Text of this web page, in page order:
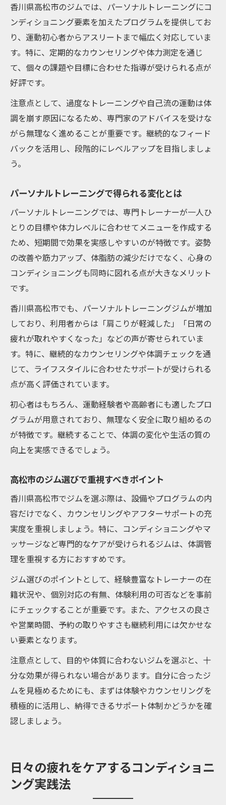
香川県高松市のジムでは、パーソナルトレーニングにコ
ンディショニング要素を加えたプログラムを提供してお
り、運動初心者からアスリートまで幅広く対応していま
す。特に、定期的なカウンセリングや体力測定を通じ
て、個々の課題や目標に合わせた指導が受けられる点が
好評です。
注意点として、過度なトレーニングや自己流の運動は体
調を崩す原因になるため、専門家のアドバイスを受けな
がら無理なく進めることが重要です。継続的なフィード
バックを活用し、段階的にレベルアップを目指しましょ
う。
パーソナルトレーニングで得られる変化とは
パーソナルトレーニングでは、専門トレーナーが一人ひ
とりの目標や体力レベルに合わせてメニューを作成する
ため、短期間で効果を実感しやすいのが特徴です。姿勢
の改善や筋力アップ、体脂肪の減少だけでなく、心身の
コンディショニングも同時に図れる点が大きなメリット
です。
香川県高松市でも、パーソナルトレーニングジムが増加
しており、利用者からは「肩こりが軽減した」「日常の
疲れが取れやすくなった」などの声が寄せられていま
す。特に、継続的なカウンセリングや体調チェックを通
じて、ライフスタイルに合わせたサポートが受けられる
点が高く評価されています。
初心者はもちろん、運動経験者や高齢者にも適したプロ
グラムが用意されており、無理なく安全に取り組めるの
が特徴です。継続することで、体調の変化や生活の質の
向上を実感できるでしょう。
高松市のジム選びで重視すべきポイント
香川県高松市でジムを選ぶ際は、設備やプログラムの内
容だけでなく、カウンセリングやアフターサポートの充
実度を重視しましょう。特に、コンディショニングやマ
ッサージなど専門的なケアが受けられるジムは、体調管
理を重視する方におすすめです。
ジム選びのポイントとして、経験豊富なトレーナーの在
籍状況や、個別対応の有無、体験利用の可否などを事前
にチェックすることが重要です。また、アクセスの良さ
や営業時間、予約の取りやすさも継続利用には欠かせな
い要素となります。
注意点として、目的や体質に合わないジムを選ぶと、十
分な効果が得られない場合があります。自分に合ったジ
ムを見極めるためにも、まずは体験やカウンセリングを
積極的に活用し、納得できるサポート体制かどうかを確
認しましょう。
日々の疲れをケアするコンディショニ
ング実践法